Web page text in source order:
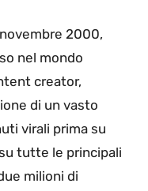
2000,
nel mondo
creator,
di un vasto
virali prima su
tutte le principali
milioni di